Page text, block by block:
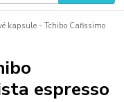
kapsule - Tchibo Cafissimo
espresso